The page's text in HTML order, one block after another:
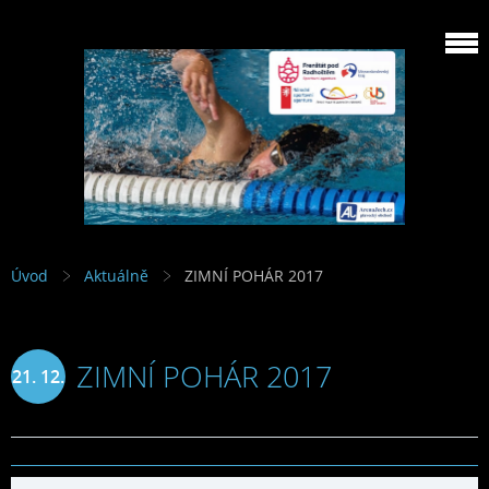
Úvod Aktuálně ZIMNÍ POHÁR 2017
21. 12.
2017
ZIMNÍ POHÁR 2017